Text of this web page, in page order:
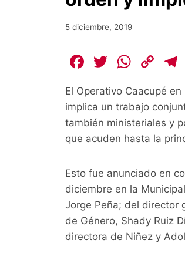
5 diciembre, 2019
F
c
e
b
o
k
T
itt
er
W
at
s
A
p
C
o
p
y
Li
k
El Operativo Caacupé
implica un trabajo
también ministeriales y
que acuden hasta la
Esto fue anunciado en
diciembre en la
Jorge Peña; del director
de Género, Shady Ruiz
directora de Niñez y